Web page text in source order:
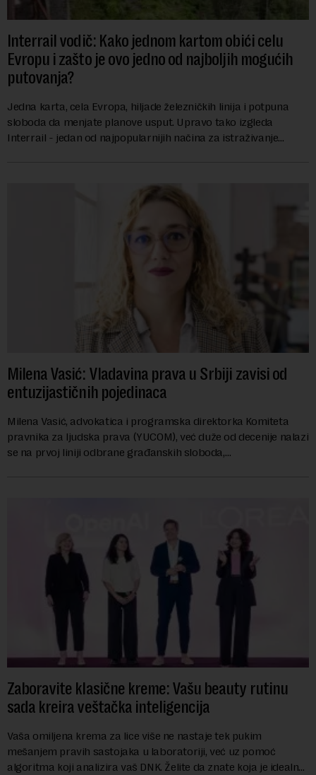
Interrail vodič: Kako jednom kartom obići celu
Evropu i zašto je ovo jedno od najboljih mogućih
putovanja?
Jedna karta, cela Evropa, hiljade železničkih linija i potpuna
sloboda da menjate planove usput. Upravo tako izgleda
Interrail - jedan od najpopularnijih načina za istraživanje
Milena Vasić: Vladavina prava u Srbiji zavisi od
entuzijastičnih pojedinaca
Milena Vasić, advokatica i programska direktorka Komiteta
pravnika za ljudska prava (YUCOM), već duže od decenije nalazi
se na prvoj liniji odbrane građanskih sloboda,
Zaboravite klasične kreme: Vašu beauty rutinu
sada kreira veštačka inteligencija
Vaša omiljena krema za lice više ne nastaje tek pukim
mešanjem pravih sastojaka u laboratoriji, već uz pomoć
algoritma koji analizira vaš DNK. Želite da znate koja je idealna